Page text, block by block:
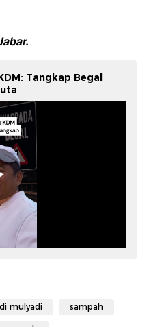
Tangkap Begal
mulyadi sampah